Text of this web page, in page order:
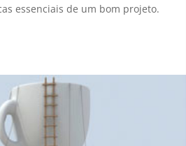
essenciais de um bom projeto.